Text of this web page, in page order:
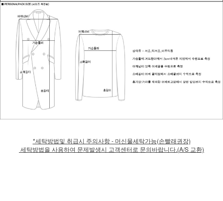
*세탁방법및 취급시 주의사항 - 머신물세탁가능(손빨래권장)
세탁방법을 사용하여 문제발생시 고객센터로 문의바랍니다.(A/S 교환)